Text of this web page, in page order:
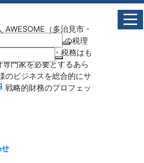
AWESOME（多治見市・
岐市） -地域No1 の税理
士法人 – 会計・税務はも
門家を必要とするあら
のビジネスを総合的にサ
戦略的財務のプロフェッ